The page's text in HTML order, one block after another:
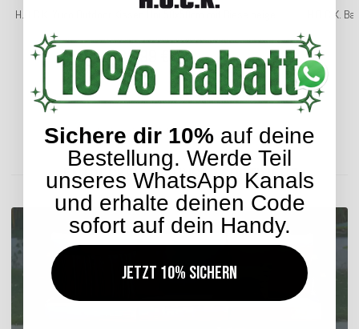
H.O.C.K. Yuco Outdoor Kissen Uni 50x50cm mit Biese beige
36,99 € *
Lieferzeit: ca. 14 Werktage
H.O.C.K.
ENTDECKEN SIE UNSER SORTIMENT
Sichere dir 10% auf deine
Bestellung. Werde Teil
unseres WhatsApp Kanals
und erhalte deinen Code
sofort auf dein Handy.
Jetzt 10% sichern